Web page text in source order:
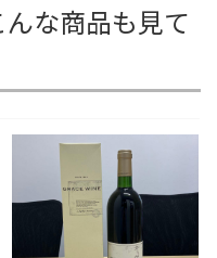
な商品も見て